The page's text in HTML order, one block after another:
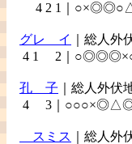
4 2 1｜
グレ イ
｜総人外
4 1 2｜
孔 子 ｜総人外伏
4 3｜○○○×◎△◎
スミス
｜総人外